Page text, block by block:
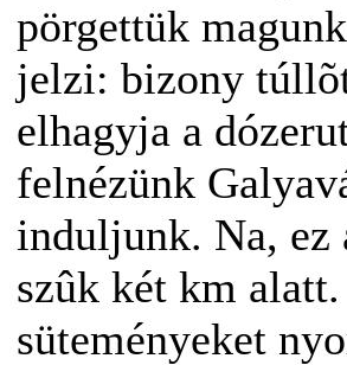
pörgettük
jelzi: bizony
elhagyja a
felnézünk
induljunk. Na, ez
szûk két km
süteményeket